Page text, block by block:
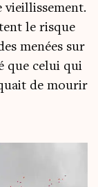
vieillis­se­ment.
le risque
menées sur
que celui qui
de mou­rir